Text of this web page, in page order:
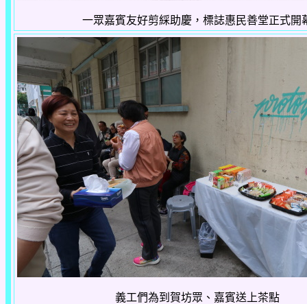
一眾嘉賓友好剪綵助慶，標誌惠民善堂正式開
義工們為到賀坊眾、嘉賓送上茶點